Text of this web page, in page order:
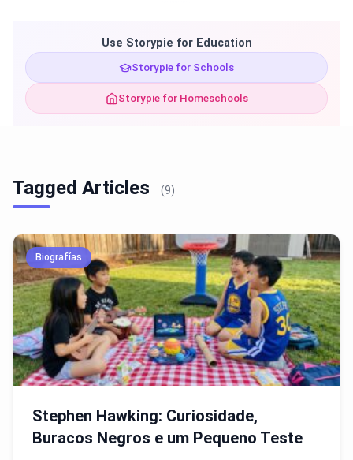
Use Storypie for Education
Storypie for Schools
Storypie for Homeschools
Tagged Articles (9)
Biografías
Stephen Hawking: Curiosidade,
Buracos Negros e um Pequeno Teste